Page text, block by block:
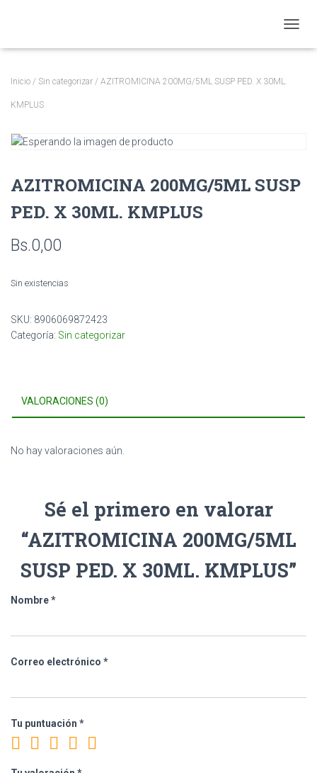
Inicio / Sin categorizar / AZITROMICINA 200MG/5ML SUSP PED. X 30ML.
KMPLUS
AZITROMICINA 200MG/5ML SUSP
PED. X 30ML. KMPLUS
Bs.0,00
Sin existencias
SKU: 8906069872423
Categoría: Sin categorizar
VALORACIONES (0)
No hay valoraciones aún.
Sé el primero en valorar
“AZITROMICINA 200MG/5ML
SUSP PED. X 30ML. KMPLUS”
Nombre*
Correo electrónico *
Tu puntuación *